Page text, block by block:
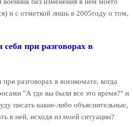
и с отметкой лишь в 2005году о том,
при разговорах в
разговорах в военкомате, когда
"А где вы были все это время?" и
писать какие-либо объяснительные,
в ней, исходя из моей ситуации?